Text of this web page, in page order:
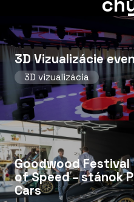
3D Vizualizácie
3D vizualizácia
Goodwood Festival
of Speed ​​– stánok
Cars